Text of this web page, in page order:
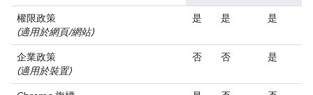
權限政策
(適用於網頁/網站)
是 是 是
企業政策
(適用於裝置)
否 否 是